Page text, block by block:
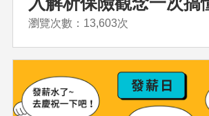
瀏覽次數：13,603次